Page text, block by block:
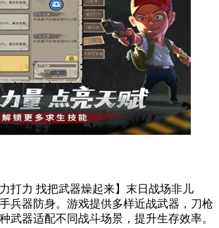
打力 找把武器燥起来】末日战场非儿
兵器防身。游戏提供多样近战武器，刀枪
武器适配不同战斗场景，提升生存效率。